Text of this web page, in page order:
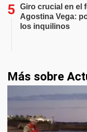
Giro crucial en el
Agostina Vega:
los inquilinos
Más sobre